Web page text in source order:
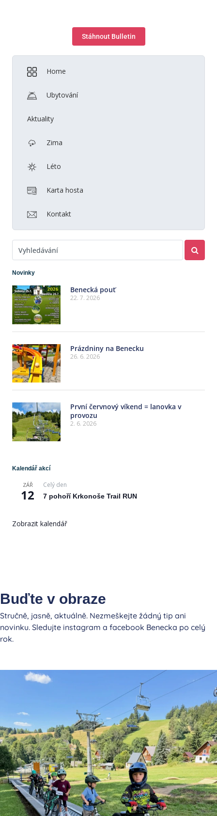
Stáhnout Bulletin
Home
Ubytování
Aktuality
Zima
Léto
Karta hosta
Kontakt
Novinky
Benecká pouť
22. 7. 2026
Prázdniny na Benecku
26. 6. 2026
První červnový víkend = lanovka v
provozu
2. 6. 2026
Kalendář akcí
ZÁŘ
12
Celý den
7 pohoří Krkonoše Trail RUN
Zobrazit kalendář
Buďte v obraze
Stručně, jasně, aktuálně. Nezmeškejte žádný tip ani
novinku. Sledujte instagram a facebook Benecka po celý
rok.